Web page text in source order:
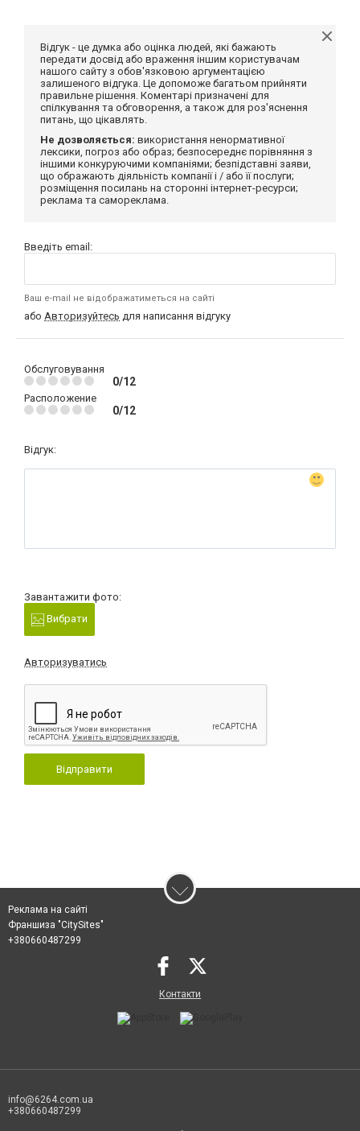
Відгук - це думка або оцінка людей, які бажають
передати досвід або враження іншим користувачам
нашого сайту з обов'язковою аргументацією
залишеного відгука. Це допоможе багатьом прийняти
правильне рішення. Коментарі призначені для
спілкування та обговорення, а також для роз'яснення
питань, що цікавлять.
Не дозволяється: використання ненормативної
лексики, погроз або образ; безпосереднє порівняння з
іншими конкуруючими компаніями; безпідставні заяви,
що ображають діяльність компанії і / або її послуги;
розміщення посилань на сторонні інтернет-ресурси;
реклама та самореклама.
Введіть email:
Ваш e-mail не відображатиметься на сайті
або Авторизуйтесь для написання відгуку
Обслуговування
0/12
Расположение
0/12
Відгук:
Завантажити фото:
Вибрати
Авторизуватись
Відправити
Реклама на сайті
Франшиза "CitySites"
+380660487299
Контакти
info@6264.com.ua
+380660487299